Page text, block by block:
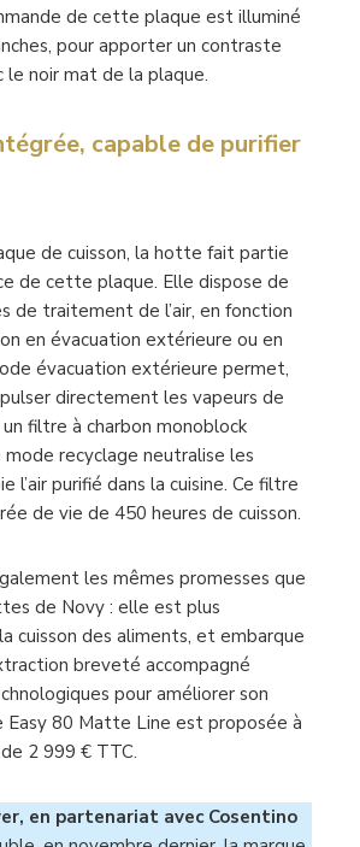
de cette plaque est illuminé
pour apporter un contraste
noir mat de la plaque.
capable de purifier
de cuisson, la hotte fait partie
de cette plaque. Elle dispose de
de traitement de l’air, en fonction
en évacuation extérieure ou en
évacuation extérieure permet,
directement les vapeurs de
un filtre à charbon monoblock
mode recyclage neutralise les
l’air purifié dans la cuisine. Ce filtre
de vie de 450 heures de cuisson.
les mêmes promesses que
de Novy : elle est plus
cuisson des aliments, et embarque
breveté accompagné
pour améliorer son
Easy 80 Matte Line est proposée à
2 999 € TTC.
en partenariat avec Cosentino